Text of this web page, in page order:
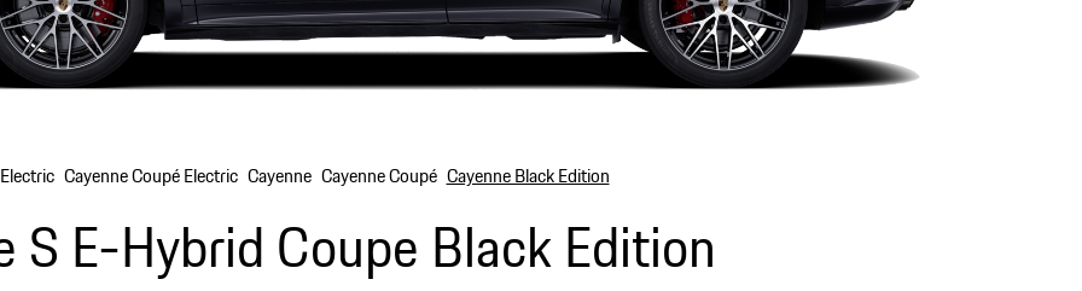
S E-Hybrid Coupe Black Edition
Cayenne Coupé Electric Cayenne Cayenne Coupé Cayenne Black Edition